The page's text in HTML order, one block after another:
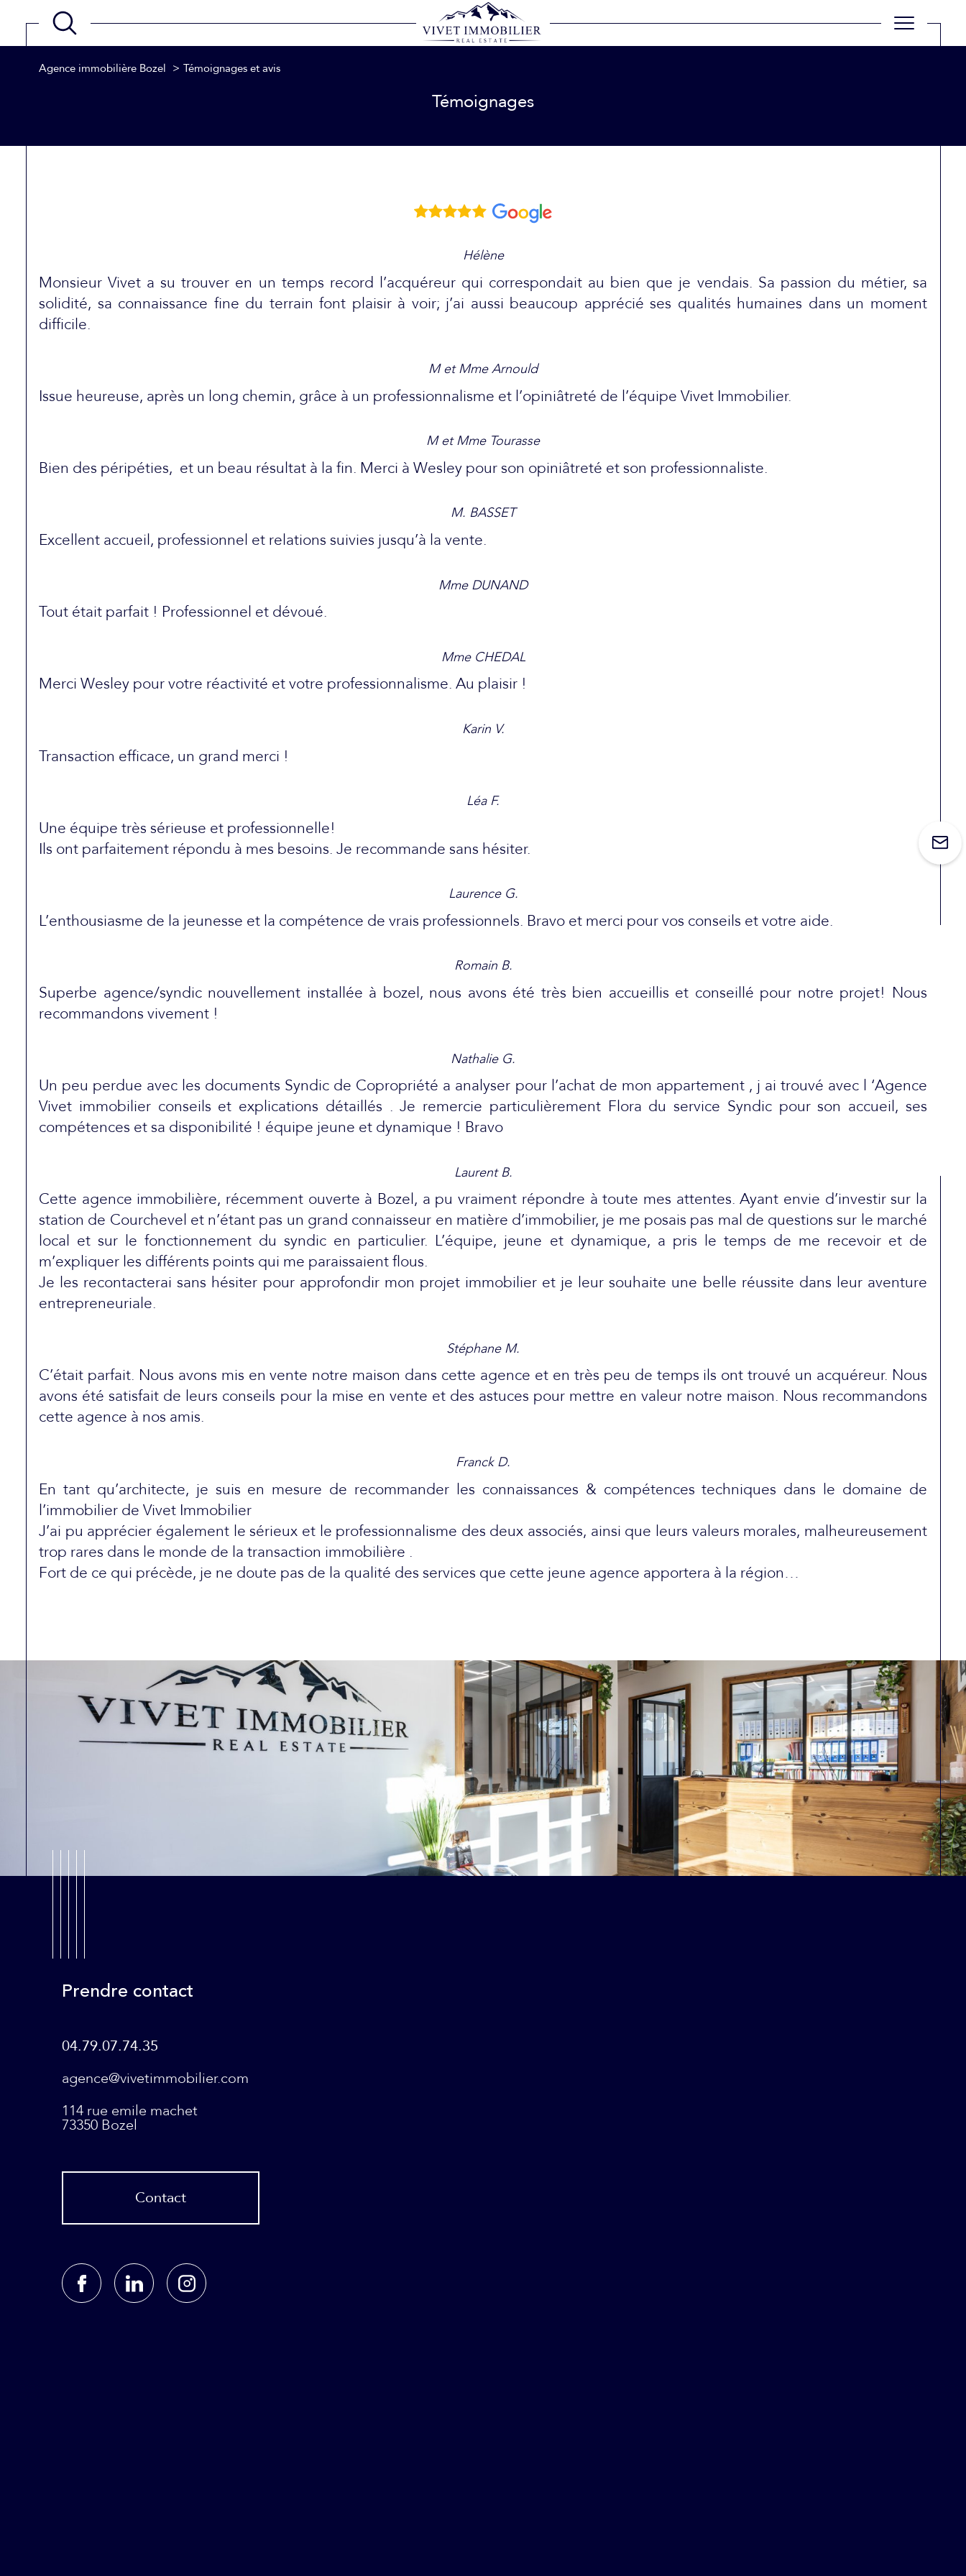
Acheter
Voir les33annonces
Agence immobilière Bozel Témoignages et avis
Témoignages
Hélène
Monsieur Vivet a su trouver en un temps record l’acquéreur qui correspondait au bien que je vendais. Sa passion du métier, sa
solidité, sa connaissance fine du terrain font plaisir à voir; j’ai aussi beaucoup apprécié ses qualités humaines dans un moment
difficile.
M et Mme Arnould
Issue heureuse, après un long chemin, grâce à un professionnalisme et l’opiniâtreté de l’équipe Vivet Immobilier.
M et Mme Tourasse
Bien des péripéties, et un beau résultat à la fin. Merci à Wesley pour son opiniâtreté et son professionnaliste.
M. BASSET
Excellent accueil, professionnel et relations suivies jusqu’à la vente.
Mme DUNAND
Tout était parfait ! Professionnel et dévoué.
Mme CHEDAL
Merci Wesley pour votre réactivité et votre professionnalisme. Au plaisir !
Karin V.
Transaction efficace, un grand merci !
Léa F.
Une équipe très sérieuse et professionnelle!
Ils ont parfaitement répondu à mes besoins. Je recommande sans hésiter.
Laurence G.
L’enthousiasme de la jeunesse et la compétence de vrais professionnels. Bravo et merci pour vos conseils et votre aide.
Romain B.
Superbe agence/syndic nouvellement installée à bozel, nous avons été très bien accueillis et conseillé pour notre projet! Nous
recommandons vivement !
Nathalie G.
Un peu perdue avec les documents Syndic de Copropriété a analyser pour l’achat de mon appartement , j ai trouvé avec l ‘Agence
Vivet immobilier conseils et explications détaillés . Je remercie particulièrement Flora du service Syndic pour son accueil, ses
compétences et sa disponibilité ! équipe jeune et dynamique ! Bravo
Laurent B.
Cette agence immobilière, récemment ouverte à Bozel, a pu vraiment répondre à toute mes attentes. Ayant envie d’investir sur la
station de Courchevel et n’étant pas un grand connaisseur en matière d’immobilier, je me posais pas mal de questions sur le marché
local et sur le fonctionnement du syndic en particulier. L’équipe, jeune et dynamique, a pris le temps de me recevoir et de
m’expliquer les différents points qui me paraissaient flous.
Je les recontacterai sans hésiter pour approfondir mon projet immobilier et je leur souhaite une belle réussite dans leur aventure
entrepreneuriale.
Stéphane M.
C’était parfait. Nous avons mis en vente notre maison dans cette agence et en très peu de temps ils ont trouvé un acquéreur. Nous
avons été satisfait de leurs conseils pour la mise en vente et des astuces pour mettre en valeur notre maison. Nous recommandons
cette agence à nos amis.
Franck D.
En tant qu’architecte, je suis en mesure de recommander les connaissances & compétences techniques dans le domaine de
l’immobilier de Vivet Immobilier
J’ai pu apprécier également le sérieux et le professionnalisme des deux associés, ainsi que leurs valeurs morales, malheureusement
trop rares dans le monde de la transaction immobilière .
Fort de ce qui précède, je ne doute pas de la qualité des services que cette jeune agence apportera à la région…
Prendre contact
04.79.07.74.35
agence@vivetimmobilier.com
114 rue emile machet
73350 Bozel
Contact